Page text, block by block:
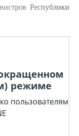
Республики
режиме
пользователям